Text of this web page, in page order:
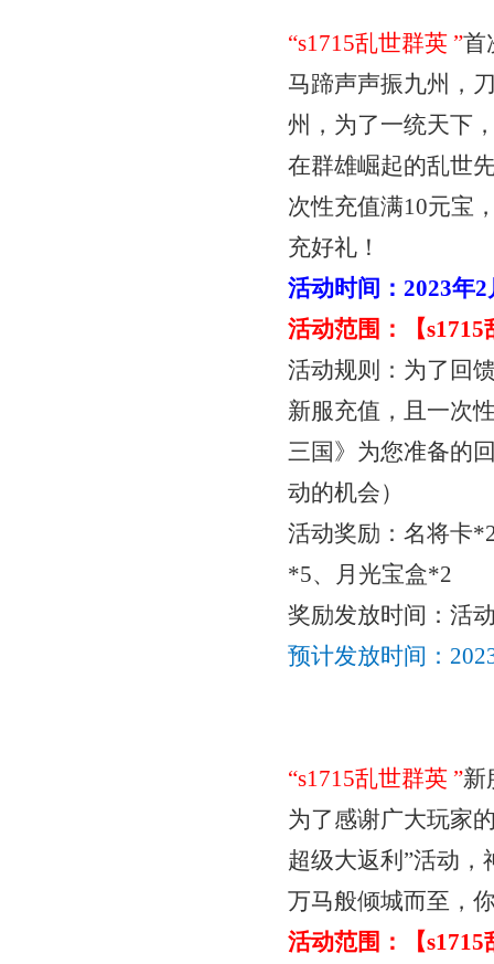
“s1715乱世群英”首
马蹄声声振九州，
州，为了一统天下
在群雄崛起的乱世
次性充值满10元宝
充好礼！
活动时间：2023年
活动范围：【
活动规则：为了回
新服充值，且一次
三国》为您准备的
动的机会）
活动奖励：名将卡
*5、月光宝盒*2
奖励发放时间：活
预计发放时间：
“s1715乱世群英”新
为了感谢广大玩家
超级大返利 ”活动，
万马般倾城而至，
活动范围：【